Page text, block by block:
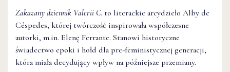
Zakazany dziennik Valerii C. to literackie arcydzieło Alby de
Céspedes, której twórczość inspirowała współczesne
autorki, m.in. Elenę Ferrante. Stanowi historyczne
świadectwo epoki i hołd dla pre-feministycznej generacji,
która miała decydujący wpływ na późniejsze przemiany.